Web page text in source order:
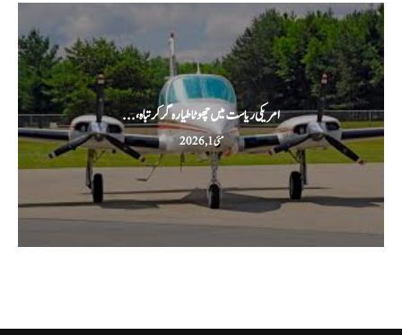
امریکی ریاست میں چھوٹا طیارہ گر کر تباہ،...
مئی 1, 2026